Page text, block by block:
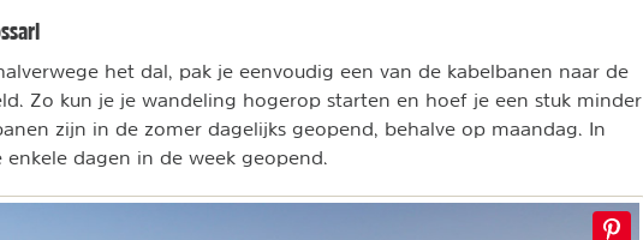
het dal, pak je eenvoudig een van de kabelbanen naar de
Zo kun je je wandeling hogerop starten en hoef je een stuk minder
zijn in de zomer dagelijks geopend, behalve op maandag. In
dagen in de week geopend.